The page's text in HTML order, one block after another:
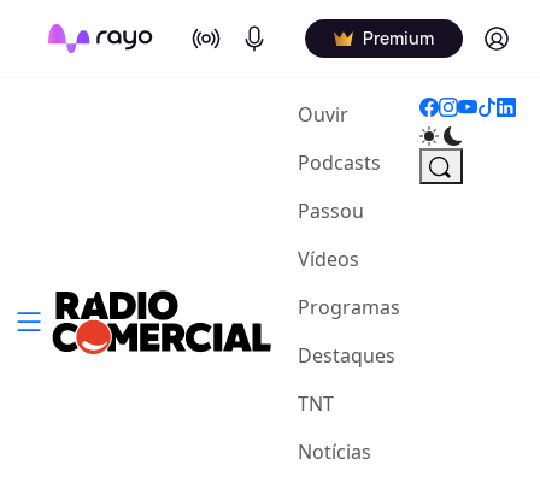
On Air Podcasts Premium Log in
Ouvir(current)
Podcasts
Passou
Vídeos
Programas
Destaques
TNT
Notícias